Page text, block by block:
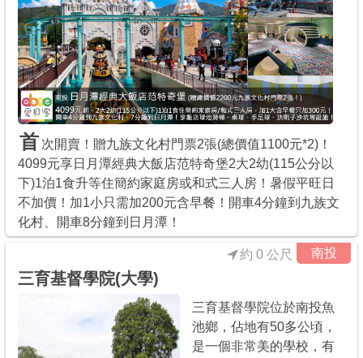
首 次開賣！贈九族文化村門票2張(總價值1100元*2)！
4099元享日月潭經典大飯店范特奇堡2大2幼(115公分以
下)1泊1食升等住簡約家庭房或和式三人房！暑假平旺日
不加價！加1小只需加200元含早餐！開車4分鐘到九族文
化村、開車8分鐘到日月潭！
南投
三育基督學院(大學)
約 0 公尺
三育基督學院位於南投魚
池鄉，佔地有50多公頃，
是一個非常美的學校，有